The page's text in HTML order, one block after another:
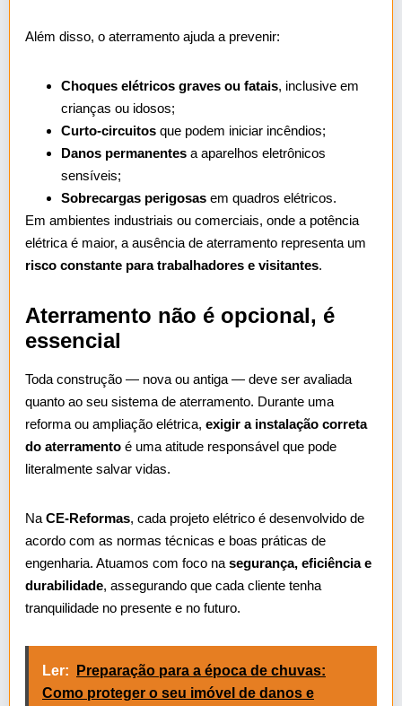
Além disso, o aterramento ajuda a prevenir:
Choques elétricos graves ou fatais, inclusive em
crianças ou idosos;
Curto-circuitos que podem iniciar incêndios;
Danos permanentes a aparelhos eletrônicos
sensíveis;
Sobrecargas perigosas em quadros elétricos.
Em ambientes industriais ou comerciais, onde a potência
elétrica é maior, a ausência de aterramento representa um
risco constante para trabalhadores e visitantes.
Aterramento não é opcional, é
essencial
Toda construção — nova ou antiga — deve ser avaliada
quanto ao seu sistema de aterramento. Durante uma
reforma ou ampliação elétrica, exigir a instalação correta
do aterramento é uma atitude responsável que pode
literalmente salvar vidas.
Na CE‑Reformas, cada projeto elétrico é desenvolvido de
acordo com as normas técnicas e boas práticas de
engenharia. Atuamos com foco na segurança, eficiência e
durabilidade, assegurando que cada cliente tenha
tranquilidade no presente e no futuro.
Ler:
Preparação para a época de chuvas:
Como proteger o seu imóvel de danos e